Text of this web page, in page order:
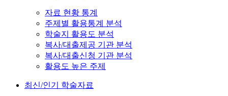
자료 현황 통계
주제별 활용통계 분석
학술지 활용도 분석
복사/대출제공 기관 분석
복사/대출신청 기관 분석
활용도 높은 주제
최신/인기 학술자료